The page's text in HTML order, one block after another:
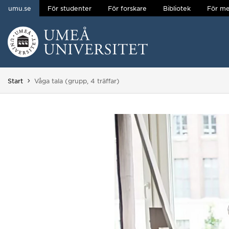
Hoppa direkt till innehållet
umu.se För studenter För forskare Bibliotek För
Huvudmenyn dold.
Start Du är här:
Våga tala (grupp, 4 träffar)